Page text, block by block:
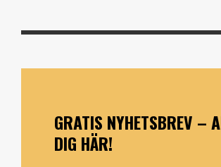
GRATIS NYHETSBREV –
DIG HÄR!